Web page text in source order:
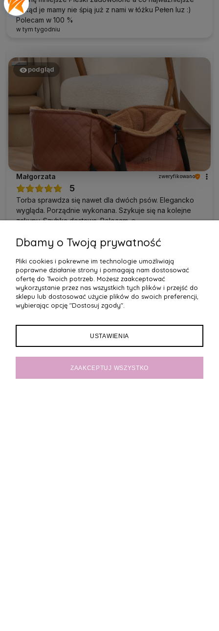
odkąd je mamy nie śpią już z nami w łóżku Pełen luz :)
Polecam w 100 %
w tym tygodniu
podgląd
Małgorzata zweryfikowano
5
Torba sprawdza się nawet dla dwóch psów. Elegancko
wygląda. Porządnie wykonana. Szykuje się na kolejne
zakupy. Szybka dostawa. Polecam ☺️
podgląd
AGNIESZKA
Dbamy o Twoją prywatność
Pliki cookies i pokrewne im technologie umożliwiają
poprawne działanie strony i pomagają nam dostosować
ofertę do Twoich potrzeb. Możesz zaakceptować
wykorzystanie przez nas wszystkich tych plików i przejść do
sklepu lub dostosować użycie plików do swoich preferencji,
wybierając opcję "Dostosuj zgody".
USTAWIENIA
ZAAKCEPTUJ WSZYSTKO